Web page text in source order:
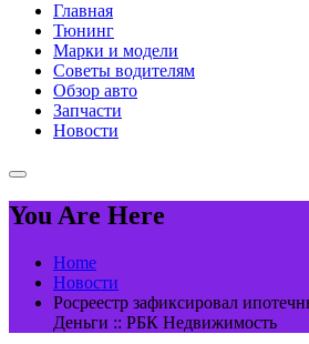
Главная
Тюнинг
Марки и модели
Советы водителям
Обзор авто
Запчасти
Новости
You Are Here
Home
Новости
Росреестр зафиксировал
Деньги :: РБК Недвижимость